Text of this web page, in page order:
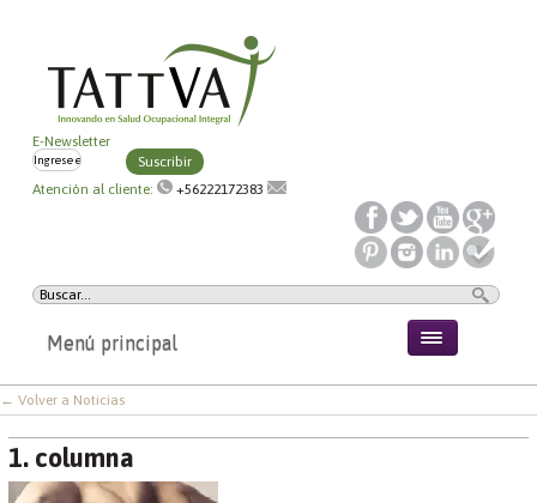
E-Newsletter
Suscribir
Atención al cliente:
+56222172383
Menú principal
← Volver a Noticias
1. columna